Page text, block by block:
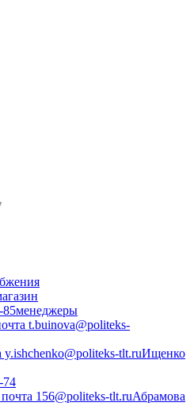
85менеджеры
t.buinova@politeks-
tlt.ruИщенко
74
156@politeks-tlt.ruАбрамова